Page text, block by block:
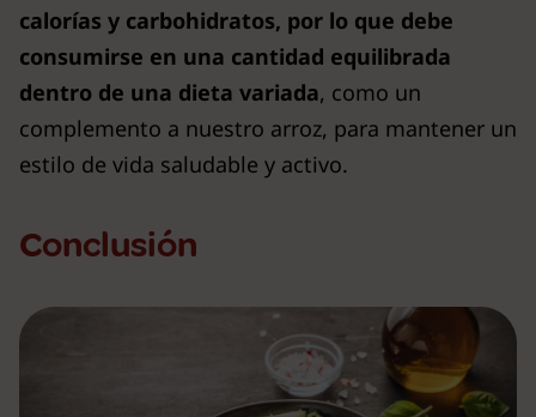
calorías y carbohidratos, por lo que debe
consumirse en una cantidad equilibrada
dentro de una dieta variada, como un
complemento a nuestro arroz, para mantener un
estilo de vida saludable y activo.
Conclusión